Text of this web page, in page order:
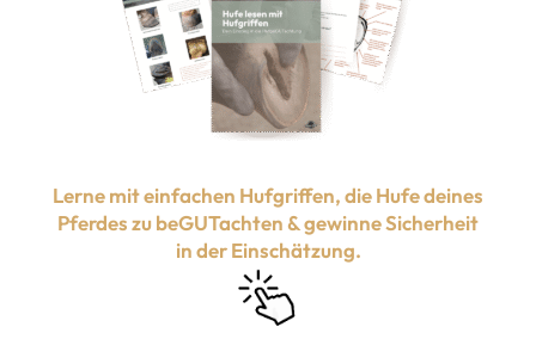
Lerne mit einfachen Hufgriffen, die Hufe deines
Pferdes zu beGUTachten & gewinne Sicherheit
in der Einschätzung.